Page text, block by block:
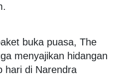
buka puasa, The
menyajikan hidangan
hari di Narendra